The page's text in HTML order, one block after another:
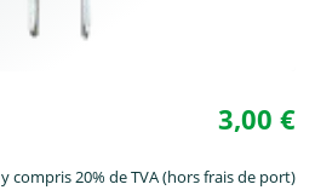
3,00 €
y compris 20% de TVA (hors frais de port)